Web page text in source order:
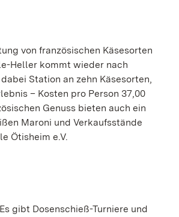
von französischen Käsesorten
Heller kommt wieder nach
Station an zehn Käsesorten,
– Kosten pro Person 37,00
Genuss bieten auch ein
Maroni und Verkaufsstände
Ötisheim e.V.
gibt Dosenschieß-Turniere und